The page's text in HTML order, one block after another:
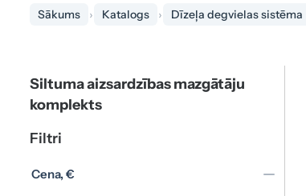
Sākums Katalogs Dīzeļa degvielas sistēma
Siltuma aizsardzības mazgātāju
komplekts
Filtri
Cena, €